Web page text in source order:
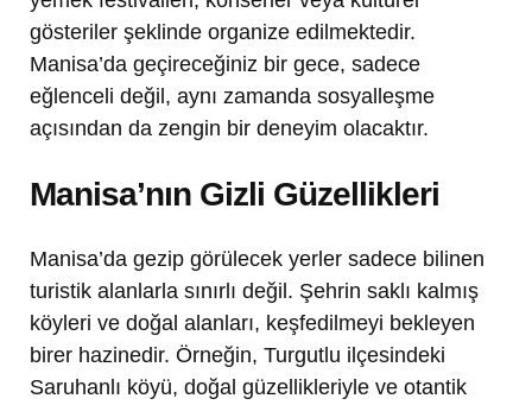
gösteriler şeklinde organize edilmektedir.
Manisa’da geçireceğiniz bir gece, sadece
eğlenceli değil, aynı zamanda sosyalleşme
açısından da zengin bir deneyim olacaktır.
Manisa’nın Gizli Güzellikleri
Manisa’da gezip görülecek yerler sadece bilinen
turistik alanlarla sınırlı değil. Şehrin saklı kalmış
köyleri ve doğal alanları, keşfedilmeyi bekleyen
birer hazinedir. Örneğin, Turgutlu ilçesindeki
Saruhanlı köyü, doğal güzellikleriyle ve otantik